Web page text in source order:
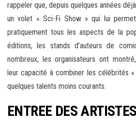
rappeler que, depuis quelques années
un volet « Sci-Fi Show » qui lui
pratiquement tous les aspects de la
éditions, les stands d’auteurs de
nombreux, les organisateurs ont
leur capacité à combiner les célébrités «
quelques talents moins courants.
ENTREE DES ARTISTES